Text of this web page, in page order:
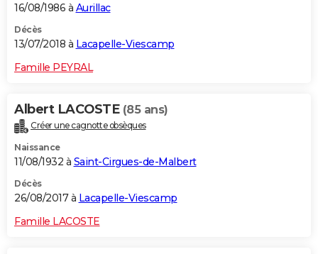
16/08/1986 à Aurillac
Décès
13/07/2018 à Lacapelle-Viescamp
Famille PEYRAL
Albert LACOSTE (85 ans)
Créer une cagnotte obsèques
Naissance
11/08/1932 à Saint-Cirgues-de-Malbert
Décès
26/08/2017 à Lacapelle-Viescamp
Famille LACOSTE